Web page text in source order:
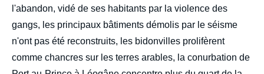
l'abandon, vidé de ses habitants par la violence des
gangs, les principaux bâtiments démolis par le séisme
n'ont pas été reconstruits, les bidonvilles prolifèrent
comme chancres sur les terres arables, la conurbation de
Image